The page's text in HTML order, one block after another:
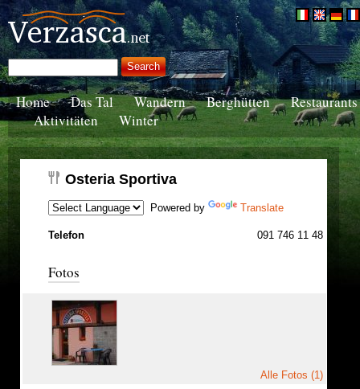
Home Das Tal Wandern Berghütten
Restaurants
Aktivitäten
Winter
Osteria Sportiva
Powered by Translate
Telefon 091 746 11 48
Fotos
Alle Fotos (1)